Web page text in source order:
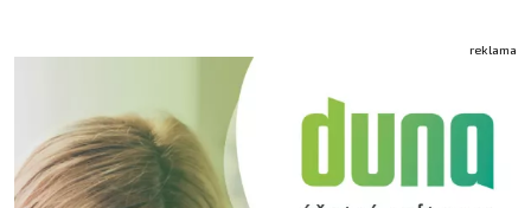
reklama